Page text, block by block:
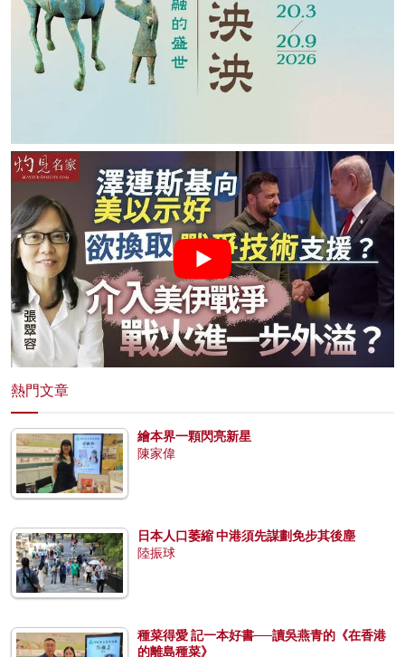
熱門文章
繪本界一顆閃亮新星
陳家偉
日本人口萎縮 中港須先謀劃免步其後塵
陸振球
種菜得愛 記一本好書──讀吳燕青的《在香港
的離島種菜》